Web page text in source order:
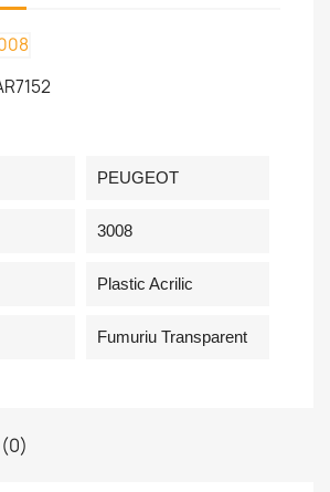
PEUGEOT
3008
Plastic Acrilic
Fumuriu Transparent